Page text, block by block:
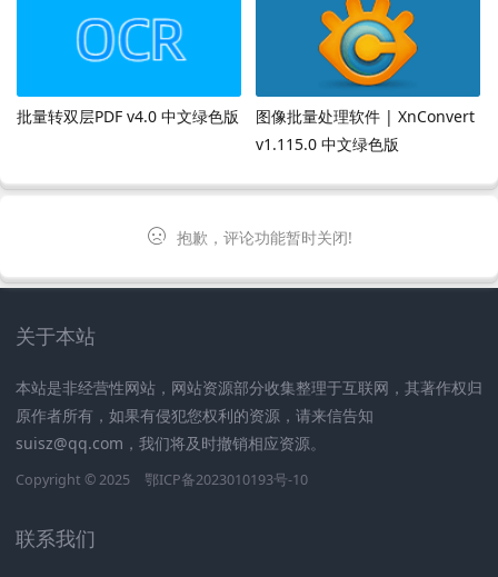
批量转双层PDF v4.0 中文绿色版
图像批量处理软件 | XnConvert
v1.115.0 中文绿色版
抱歉，评论功能暂时关闭!
关于本站
本站是非经营性网站，网站资源部分收集整理于互联网，其著作权归
原作者所有，如果有侵犯您权利的资源，请来信告知
suisz@qq.com，我们将及时撤销相应资源。
Copyright © 2025 鄂ICP备2023010193号-10
联系我们